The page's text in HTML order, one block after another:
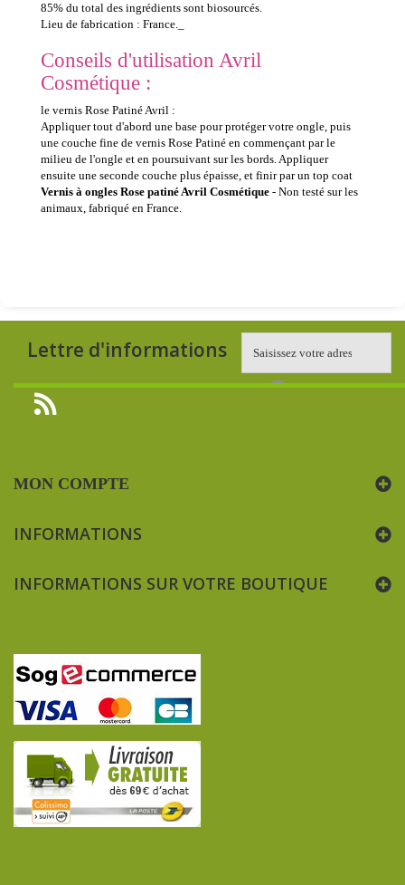
85% du total des ingrédients sont biosourcés.
Lieu de fabrication : France._
Conseils d'utilisation Avril
Cosmétique :
le vernis Rose Patiné Avril :
Appliquer tout d'abord une base pour protéger votre ongle, puis
une couche fine de vernis Rose Patiné en commençant par le
milieu de l'ongle et en poursuivant sur les bords. Appliquer
ensuite une seconde couche plus épaisse, et finir par un top coat
Vernis à ongles Rose patiné Avril Cosmétique - Non testé sur les
animaux, fabriqué en France.
Lettre d'informations
MON COMPTE
INFORMATIONS
INFORMATIONS SUR VOTRE BOUTIQUE